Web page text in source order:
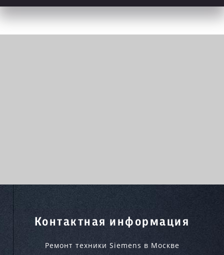
Контактная информация
Ремонт техники Siemens в Москве